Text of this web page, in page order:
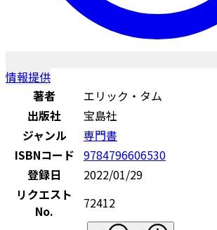
情報提供
著者
エリック・タム
出版社
宝島社
ジャンル
専門書
ISBNコード 9784796606530
登録日
2022/01/29
リクエスト
No.
72412